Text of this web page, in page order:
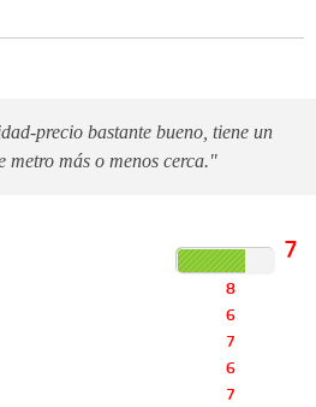
precio bastante bueno, tiene un
metro más o menos cerca."
7
8
6
7
6
7